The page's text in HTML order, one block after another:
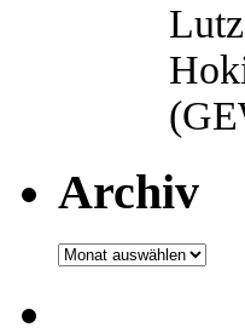
Archiv
Archiv